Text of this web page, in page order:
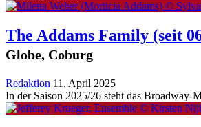
The Addams Family (seit
Globe, Coburg
Redaktion 11. April 2025
In der Saison 2025/26 steht das Broadway-